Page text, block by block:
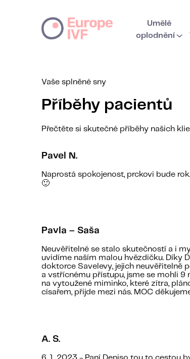
Umělé
oplodnění
Vaše splněné sny
Příběhy pacientů
Přečtěte si skutečné příběhy našich
Pavel N.
Naprostá spokojenost, prckovi bude
🙂
Pavla – Saša
Neuvěřitelné se stalo skutečností a i
uvidíme naším malou hvězdičku. Díky
doktorce Savelevy, jejich neuvěřitelně
a vstřícnému přístupu, jsme se mohli 9
na vytoužené miminko, které zítra,
císařem, přijde mezi nás. MOC
A. S.